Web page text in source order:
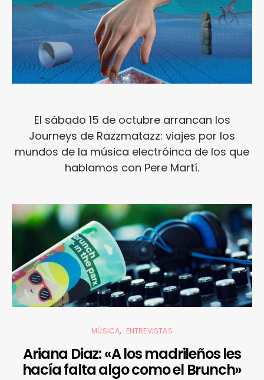
El sábado 15 de octubre arrancan los
Journeys de Razzmatazz: viajes por los
mundos de la música electróinca de los que
hablamos con Pere Martí.
MÚSICA ENTREVISTAS
Ariana Diaz: «A los madrileños les
hacía falta algo como el Brunch»